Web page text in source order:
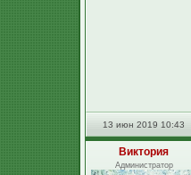
13 июн 2019 10:43
Виктория
Администратор